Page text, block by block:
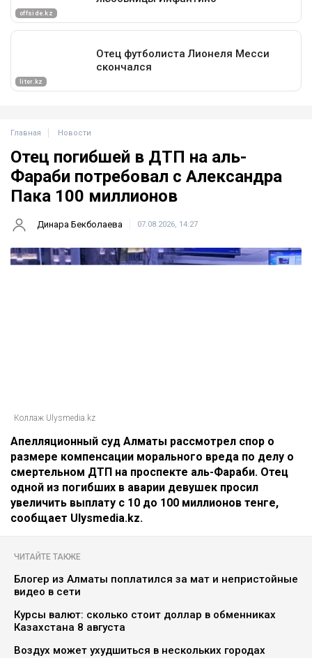
Главная Новости
Отец погибшей в ДТП на аль-
Фараби потребовал с Александра
Пака 100 миллионов
Динара Бекболаева 07.08.2026, 14:27
Коллаж Ulysmedia.kz
Апелляционный суд Алматы рассмотрел спор о
размере компенсации морального вреда по делу о
смертельном ДТП на проспекте аль-Фараби. Отец
одной из погибших в аварии девушек просил
увеличить выплату с 10 до 100 миллионов тенге,
сообщает Ulysmedia.kz.
ЧИТАЙТЕ ТАКЖЕ
Блогер из Алматы поплатился за мат и непристойные
видео в сети
Курсы валют: сколько стоит доллар в обменниках
Казахстана 8 августа
Воздух может ухудшиться в нескольких городах